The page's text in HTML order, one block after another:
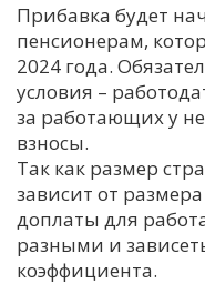
Прибавка будет
пенсионерам,
2024 года.
условия –
за работающих у
взносы.
Так как размер
зависит от
доплаты для
разными и
коэффициента.